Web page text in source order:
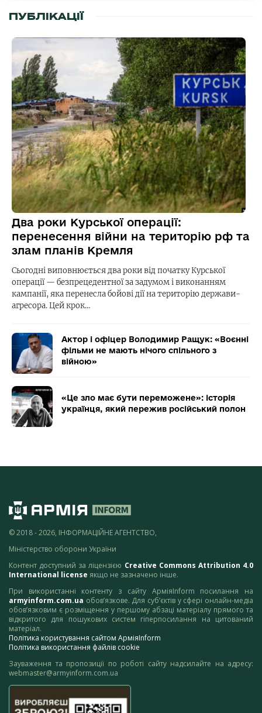
ПУБЛІКАЦІЇ
Два роки Курської операції:
перенесення війни на територію рф та
злам планів Кремля
Сьогодні виповнюється два роки від початку Курської
операції — безпрецедентної за задумом і виконанням
кампанії, яка перенесла бойові дії на територію держави-
агресора. Цей крок…
Актор і офіцер Володимир Ращук: «Воєнні
фільми не мають нічого спільного з
війною»
«Це зло має бути переможене»: історія
українця, який пережив російський полон
© 2018 - 2026, ІНФОРМАЦІЙНЕ АГЕНТСТВО,
Міністерство оборони України
Контент доступний за ліцензією Creative Commons Attribution 4.0
International license якщо не зазначено інше.
При використанні контенту з сайту АрміяInform посилання на
armyinform.com.ua обов’язкове. Для суб’єктів у сфері онлайн-медіа
обов’язковим є розміщення у першому абзаці матеріалу прямого та
відкритого для пошукових систем гіперпосилання на цитований
матеріал.
Політика користування сайтом АрміяInform
Політика використання файлів cookie
Зауваження та пропозиції по роботі сайту надсилайте на адресу:
webmaster@armyinform.com.ua